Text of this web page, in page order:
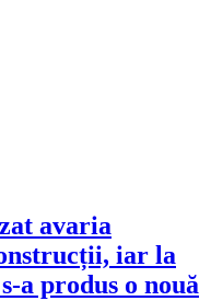
avaria
iar la
a produs o nouă